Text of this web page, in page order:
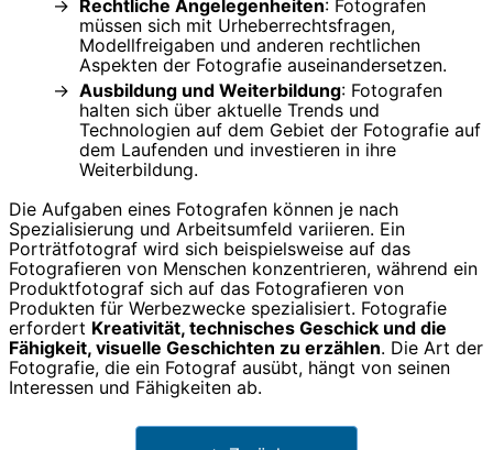
Rechtliche Angelegenheiten: Fotografen
müssen sich mit Urheberrechtsfragen,
Modellfreigaben und anderen rechtlichen
Aspekten der Fotografie auseinandersetzen.
Ausbildung und Weiterbildung: Fotografen
halten sich über aktuelle Trends und
Technologien auf dem Gebiet der Fotografie auf
dem Laufenden und investieren in ihre
Weiterbildung.
Die Aufgaben eines Fotografen können je nach
Spezialisierung und Arbeitsumfeld variieren. Ein
Porträtfotograf wird sich beispielsweise auf das
Fotografieren von Menschen konzentrieren, während ein
Produktfotograf sich auf das Fotografieren von
Produkten für Werbezwecke spezialisiert. Fotografie
erfordert Kreativität, technisches Geschick und die
Fähigkeit, visuelle Geschichten zu erzählen. Die Art der
Fotografie, die ein Fotograf ausübt, hängt von seinen
Interessen und Fähigkeiten ab.